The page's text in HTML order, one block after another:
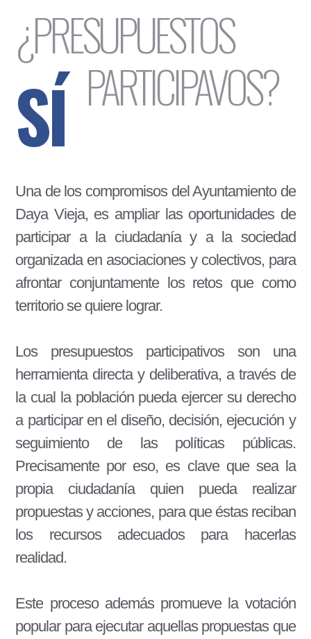
¿PRESUPUESTOS
PARTICIPAVOS?
SÍ
Una de los compromisos del Ayuntamiento de
Daya Vieja, es ampliar las oportunidades de
participar a la ciudadanía y a la sociedad
organizada en asociaciones y colectivos, para
afrontar conjuntamente los retos que como
territorio se quiere lograr.
Los presupuestos participativos son una
herramienta directa y deliberativa, a través de
la cual la población pueda ejercer su derecho
a participar en el diseño, decisión, ejecución y
seguimiento de las políticas públicas.
Precisamente por eso, es clave que sea la
propia ciudadanía quien pueda realizar
propuestas y acciones, para que éstas reciban
los recursos adecuados para hacerlas
realidad.
Este proceso además promueve la votación
popular para ejecutar aquellas propuestas que